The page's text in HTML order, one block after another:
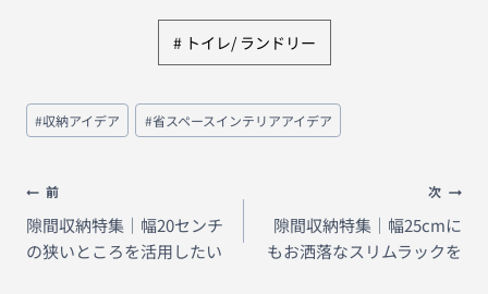
トイレ/ ランドリー
投
稿
グ:
#収納アイデア #省スペースインテリアアイデア
投
稿
ナ
前
隙間収納特集｜幅20センチ
の狭いところを活用したい
次
隙間収納特集｜幅25cmに
もお洒落なスリムラックを